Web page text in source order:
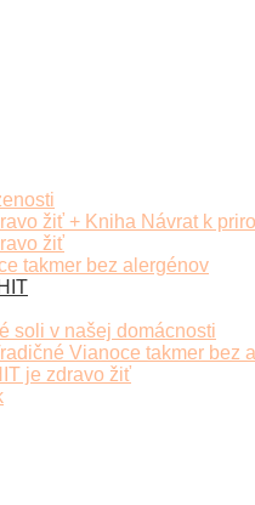
žiť + Kniha Návrat k
žiť
takmer bez alergénov
soli v našej domácnosti
Vianoce takmer bez
je zdravo žiť